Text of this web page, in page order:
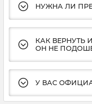
НУЖНА ЛИ
КАК ВЕРНУТЬ
ОН НЕ
У ВАС